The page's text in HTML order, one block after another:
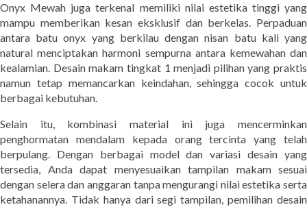
Onyx Mewah juga terkenal memiliki nilai estetika tinggi yang
mampu memberikan kesan eksklusif dan berkelas. Perpaduan
antara batu onyx yang berkilau dengan nisan batu kali yang
natural menciptakan harmoni sempurna antara kemewahan dan
kealamian. Desain makam tingkat 1 menjadi pilihan yang praktis
namun tetap memancarkan keindahan, sehingga cocok untuk
berbagai kebutuhan.
Selain itu, kombinasi material ini juga mencerminkan
penghormatan mendalam kepada orang tercinta yang telah
berpulang. Dengan berbagai model dan variasi desain yang
tersedia, Anda dapat menyesuaikan tampilan makam sesuai
dengan selera dan anggaran tanpa mengurangi nilai estetika serta
ketahanannya. Tidak hanya dari segi tampilan, pemilihan desain